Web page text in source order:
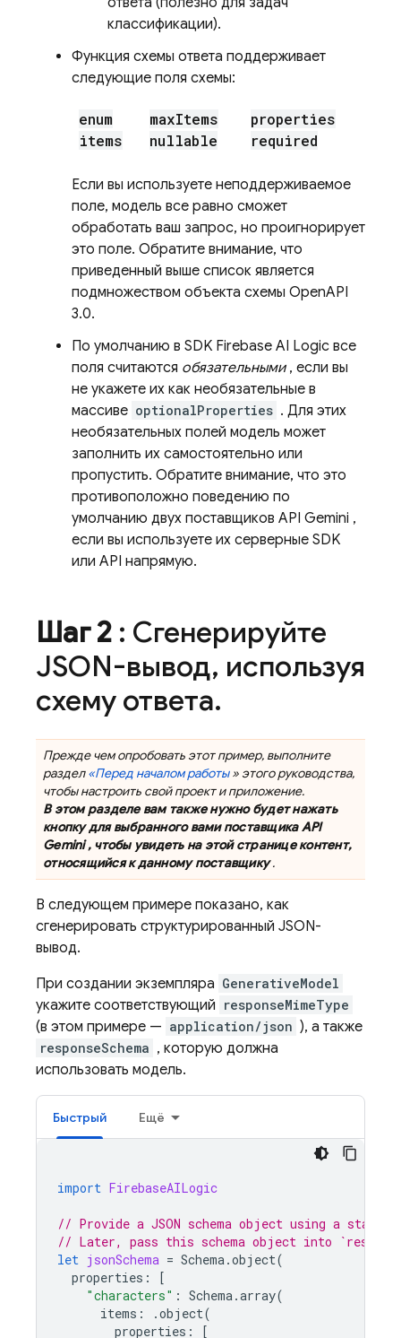
классификации).
Функция схемы ответа поддерживает
следующие поля схемы:
enum
items
maxItems
nullable
properties
required
Если вы используете неподдерживаемое
поле, модель все равно сможет
обработать ваш запрос, но проигнорирует
это поле. Обратите внимание, что
приведенный выше список является
подмножеством объекта схемы OpenAPI
3.0.
По умолчанию в SDK Firebase AI Logic все
поля считаются обязательными, если вы
не укажете их как необязательные в
массиве optionalProperties . Для этих
необязательных полей модель может
заполнить их самостоятельно или
пропустить. Обратите внимание, что это
противоположно поведению по
умолчанию двух поставщиков API Gemini ,
если вы используете их серверные SDK
или API напрямую.
Шаг 2 : Сгенерируйте
JSON-вывод, используя
схему ответа.
Прежде чем опробовать этот пример, выполните
раздел«Перед началом работы» этого руководства,
чтобы настроить свой проект и приложение.
В этом разделе вам также нужно будет нажать
кнопку для выбранного вами поставщикаAPI
Gemini, чтобы увидеть на этой странице контент,
относящийся к данному поставщику.
В следующем примере показано, как
сгенерировать структурированный JSON-
вывод.
При создании экземпляра GenerativeModel
укажите соответствующий responseMimeType
(в этом примере — application/json ), а также
responseSchema , которую должна
использовать модель.
Быстрый Ещё
import FirebaseAILogic
// Provide a JSON schema object using a
// Later, pass this schema object into
let jsonSchema = Schema.object(
properties :
[
"characters" : Schema.array(
items : .object(
properties : [